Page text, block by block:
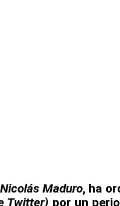
Nicolás Maduro, ha
Twitter) por un